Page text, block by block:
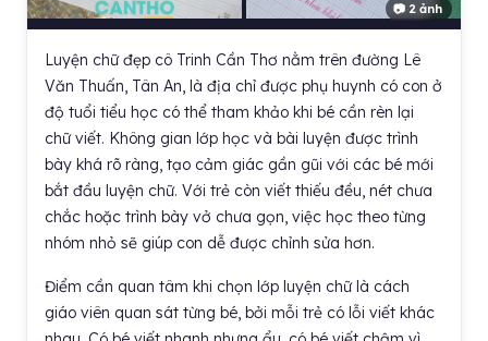
📷 2 ảnh
Luyện chữ đẹp cô Trinh Cần Thơ nằm trên đường Lê
Văn Thuấn, Tân An, là địa chỉ được phụ huynh có con ở
độ tuổi tiểu học có thể tham khảo khi bé cần rèn lại
chữ viết. Không gian lớp học và bài luyện được trình
bày khá rõ ràng, tạo cảm giác gần gũi với các bé mới
bắt đầu luyện chữ. Với trẻ còn viết thiếu đều, nét chưa
chắc hoặc trình bày vở chưa gọn, việc học theo từng
nhóm nhỏ sẽ giúp con dễ được chỉnh sửa hơn.
Điểm cần quan tâm khi chọn lớp luyện chữ là cách
giáo viên quan sát từng bé, bởi mỗi trẻ có lỗi viết khác